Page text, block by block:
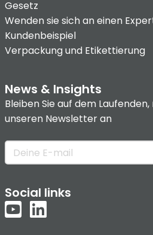
Gesetz
Wenden sie sich an einen
Kundenbeispiel
Verpackung und Etikettierung
News & Insights
Bleiben Sie auf dem
unseren Newsletter an
Social links